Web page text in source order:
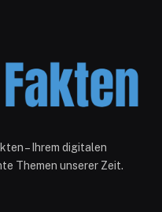
– Ihrem digitalen
Themen unserer Zeit.